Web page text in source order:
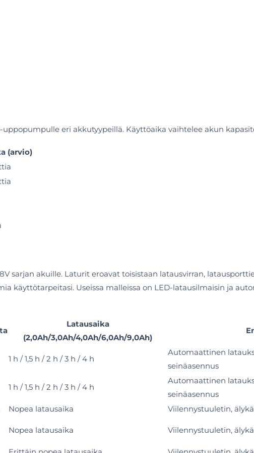
eri akkutyypeillä. Käyttöaika vaihtelee akun
(arvio)
sarjan akuille. Laturit eroavat toisistaan latausvirran,
käyttötarpeitasi. Useissa malleissa on LED-latausilmaisin ja
Latausaika
(2,0Ah/3,0Ah/4,0Ah/6,0Ah/9,0Ah)
1 h / 1,5 h / 2 h / 3 h / 4 h
Automaattinen
seinäasennus
1 h / 1,5 h / 2 h / 3 h / 4 h
Automaattinen
seinäasennus
Nopea latausaika
Viilennystuuletin,
Nopea latausaika Viilennystuuletin,